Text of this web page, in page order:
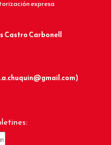
expresa
Castro Carbonell